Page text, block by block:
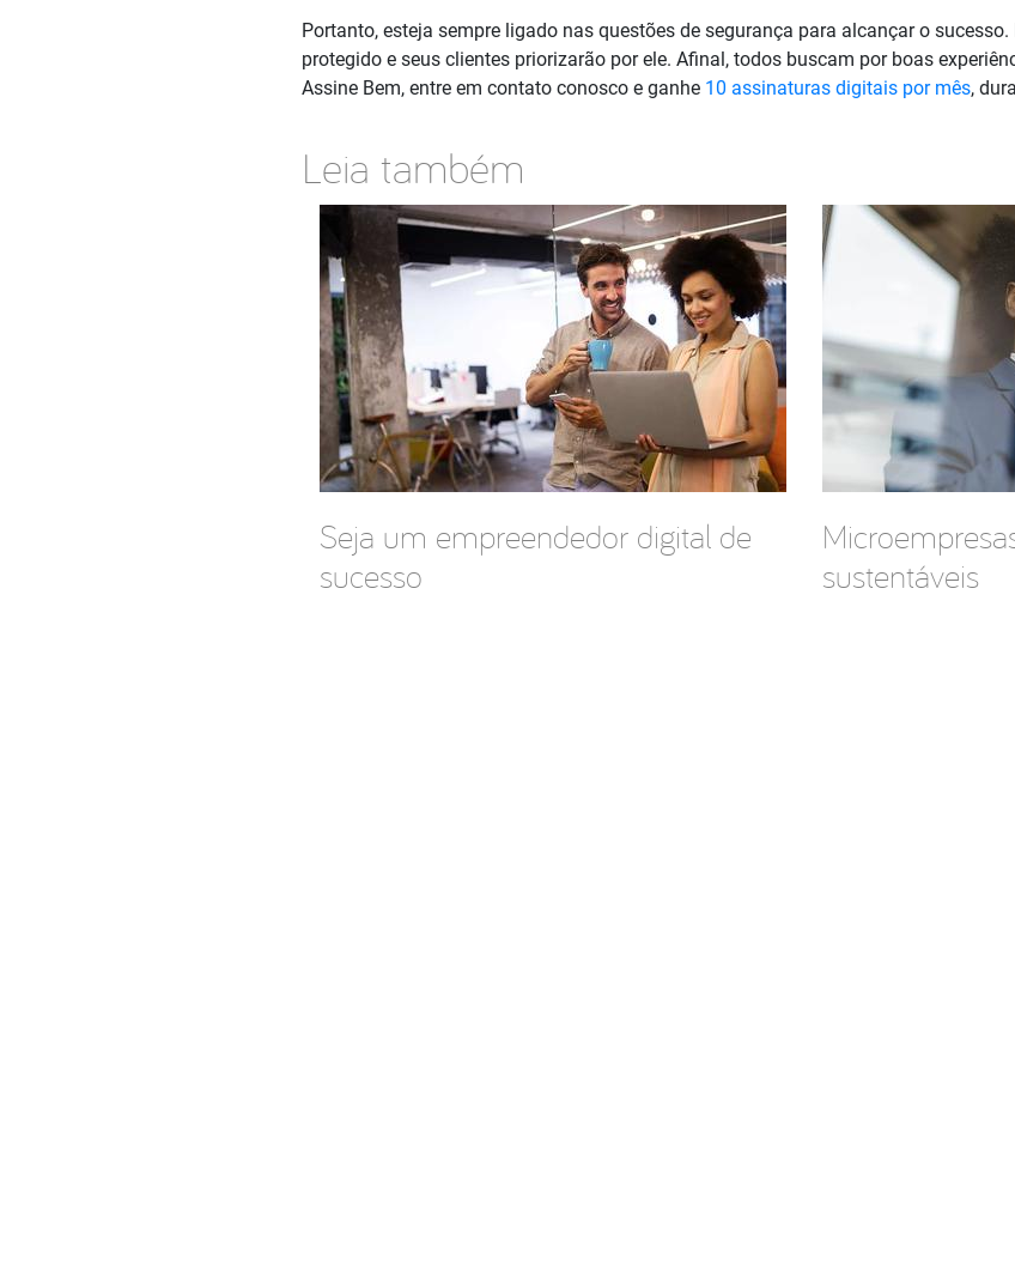
Portanto, esteja sempre ligado nas questões de segurança para alcançar o
protegido e seus clientes priorizarão por ele. Afinal, todos buscam por boas
Assine Bem, entre em contato conosco e ganhe 10 assinaturas digitais por mês,
Leia também
Seja um empreendedor digital de
sucesso
sustentáveis